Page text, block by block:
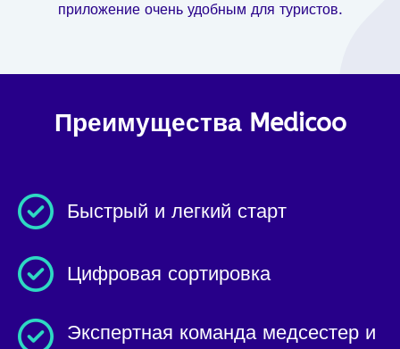
приложение очень удобным для туристов.
Преимущества Medicoo
Быстрый и легкий старт
Цифровая сортировка
Экспертная команда медсестер и